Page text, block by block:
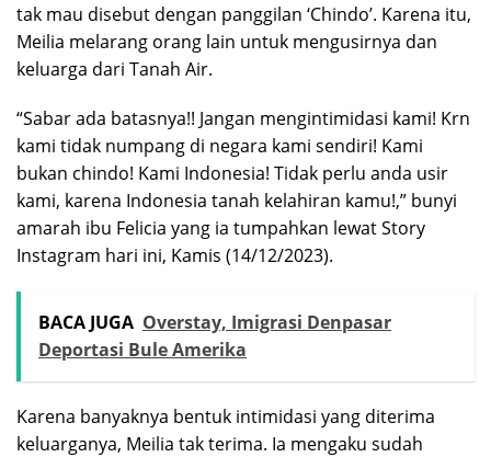
tak mau disebut dengan panggilan ‘Chindo’. Karena itu,
Meilia melarang orang lain untuk mengusirnya dan
keluarga dari Tanah Air.
“Sabar ada batasnya!! Jangan mengintimidasi kami! Krn
kami tidak numpang di negara kami sendiri! Kami
bukan chindo! Kami Indonesia! Tidak perlu anda usir
kami, karena Indonesia tanah kelahiran kamu!,” bunyi
amarah ibu Felicia yang ia tumpahkan lewat Story
Instagram hari ini, Kamis (14/12/2023).
BACA JUGA Overstay, Imigrasi Denpasar
Deportasi Bule Amerika
Karena banyaknya bentuk intimidasi yang diterima
keluarganya, Meilia tak terima. Ia mengaku sudah